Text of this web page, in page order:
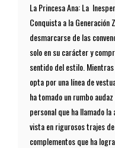
La Princesa Ana: La
Conquista a la
desmarcarse de las
solo en su carácter y
sentido del estilo.
opta por una línea de
ha tomado un rumbo
personal que ha llamado
vista en rigurosos trajes
complementos que ha